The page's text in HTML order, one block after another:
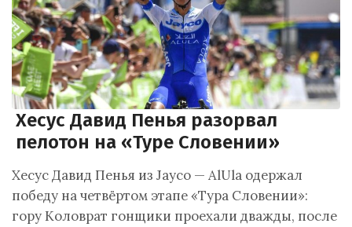
Хесус Давид Пенья разорвал
пелотон на «Туре Словении»
Хесус Давид Пенья из Jayco — AlUla одержал
победу на четвёртом этапе «Тура Словении»:
гору Коловрат гонщики проехали дважды, после